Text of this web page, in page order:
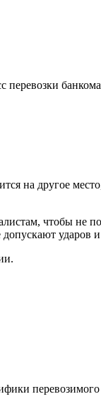
на другое
чтобы не
ударов